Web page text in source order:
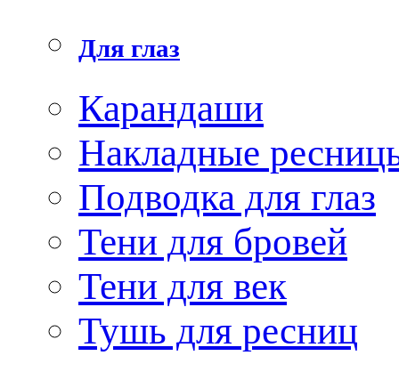
Для глаз
Карандаши
Накладные
Подводка для глаз
Тени для бровей
Тени для век
Тушь для ресниц